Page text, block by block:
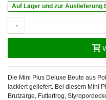
Auf Lager und zur Auslieferung
-
Die Mini Plus Deluxe Beute aus
lackiert geliefert. Bei diesem Mini
Brutzarge, Futtertrog,